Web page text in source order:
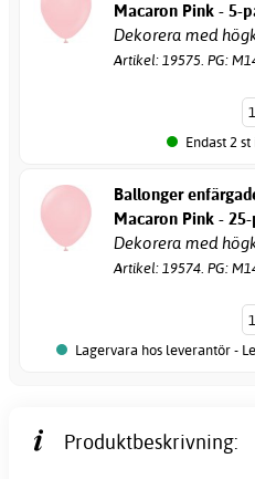
Macaron Pink - 5-
Dekorera med
Artikel: 19575. PG:
Endast 2
Ballonger
Macaron Pink -
Dekorera med
Artikel: 19574. PG:
Lagervara hos leverantör -
Produktbeskrivning: